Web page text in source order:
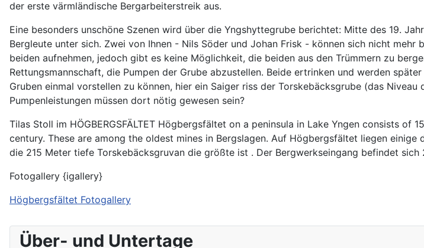
der erste värmländische Bergarbeiterstreik aus.
Eine besonders unschöne Szenen wird über die Yngshyttegrube berichtet: Mitte des 19.
Bergleute unter sich. Zwei von Ihnen - Nils Söder und Johan Frisk - können sich nicht
beiden aufnehmen, jedoch gibt es keine Möglichkeit, die beiden aus den Trümmern zu
Rettungsmannschaft, die Pumpen der Grube abzustellen. Beide ertrinken und werden
Gruben einmal vorstellen zu können, hier ein Saiger riss der Torskebäcksgrube (das
Pumpenleistungen müssen dort nötig gewesen sein?
Tilas Stoll im HÖGBERGSFÄLTET Högbergsfältet on a peninsula in Lake Yngen consists
century. These are among the oldest mines in Bergslagen. Auf Högbergsfältet liegen
die 215 Meter tiefe Torskebäcksgruvan die größte ist . Der Bergwerkseingang befindet
Fotogallery {igallery}
Högbergsfältet Fotogallery
Über- und Untertage